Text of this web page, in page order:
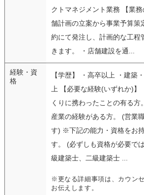
クトマネジメント業務 【業
舗計画の立案から事業予算策
約にて発注し、計画的な工程
きます。 ・店舗建設を通...
経験・資
格
【学歴】 ・高卒以上 ・建築
上 【必要な経験(いずれか)
くりに携わったことの有る方
産業の経験がある方。 (営業
す) ※下記の能力・資格をお
す。 (必ずしも資格が必要で
級建築士、二級建築士 ...
※更なる詳細事項は、カウン
お伝えします。